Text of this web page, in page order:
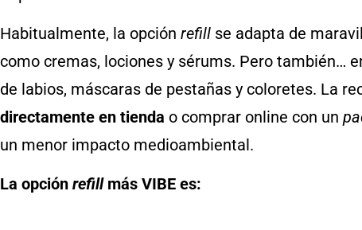
Habitualmente, la opción refill se adapta de
como cremas, lociones y sérums. Pero también…
de labios, máscaras de pestañas y coloretes. La
directamente en tienda o comprar online con un
un menor impacto medioambiental.
La opción refillmás VIBE es: